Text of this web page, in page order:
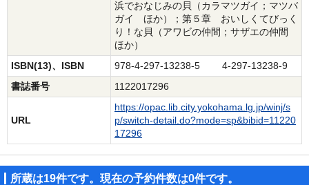
浜でおなじみの貝（カラマツガイ；マツバ
ガイ ほか）；第５章 おいしくてびっく
り！な貝（アワビの仲間；サザエの仲間
ほか）
ISBN(13)、ISBN
978-4-297-13238-5 4-297-13238-9
書誌番号
1122017296
URL
https://opac.lib.city.yokohama.lg.jp/winj/s
p/switch-detail.do?mode=sp&bibid=11220
17296
所蔵は19件です。現在の予約件数は0件です。